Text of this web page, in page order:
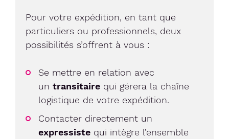
Pour votre expédition, en tant que
particuliers ou professionnels, deux
possibilités s’offrent à vous :
Se mettre en relation avec
un transitaire qui gérera la chaîne
logistique de votre expédition.
Contacter directement un
expressiste qui intègre l’ensemble